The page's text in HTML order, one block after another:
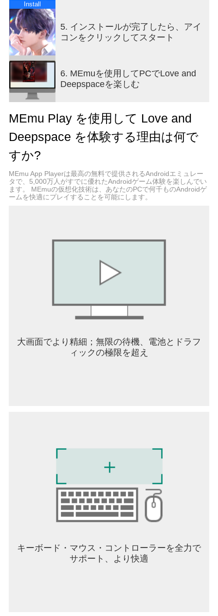
[新たな仲間]
高度にカスタマイズ可能なフォトブースで、完璧
なシーンを選択し、彼と一緒にポーズをとって特
別な瞬間を捉えることができます。さらに、余暇
には、彼と一緒にキティカードをプレイしたり、
クレーンゲームの競争をしたり、一連のスナップ
ショットを撮って気分を記録したり、一緒に勉強
したり、仕事したり、運動したりできます。彼が
そばにいると、どこにでも甘さが溢れます。
[一緒に戦う]
ディープスペースハンターとして、あなたは恋人
と一緒に謎のエイリアンの猛攻撃と戦います。途
中で、あなたの道は絡み合い、あなたの運命と人
類の未来についての秘密が明らかになります。
[深い没入感]
声を選んで見てください。数十の外観の詳細と何
ェントな AI フェイスクラフトシステムにより、個
バターを自動的に生成できます。独自のイメージ
でリンコンシティに入り、超現実的なロマンチッ
クな旅に乗り出しましょう。
私たちについて
https://www.facebook.com/LoveandDeepspaceEN
X（Twitter）：https://twitter.com/Love_Deepspace
Install
5. インストールが完了したら、アイ
コンをクリックしてスタート
6. MEmuを使用してPCでLove and
Deepspaceを楽しむ
MEmu Play を使用して Love and
Deepspace を体験する理由は何で
すか?
MEmu App Playerは最高の無料で提供されるAndroidエミュレー
タで、5,000万人がすでに優れたAndroidゲーム体験を楽しんでい
ます。 MEmuの仮想化技術は、あなたのPCで何千ものAndroidゲ
ームを快適にプレイすることを可能にします。
大画面でより精細；無限の待機、電池とドラフ
ィックの極限を超え
キーボード・マウス・コントローラーを全力で
サポート、より快適